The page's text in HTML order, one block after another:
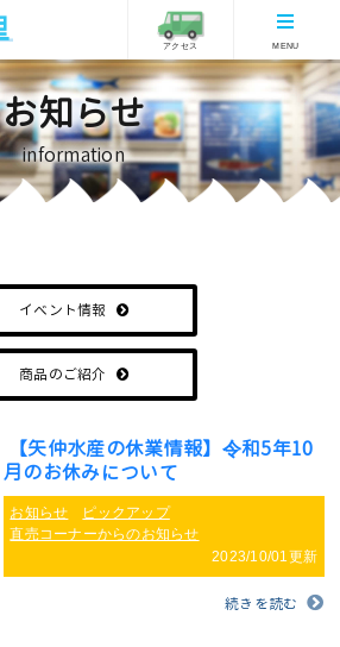
アクセス MENU
お知らせ
information
イベント情報
商品のご紹介
【矢仲水産の休業情報】令和5年10
月のお休みについて
お知らせ
ピックアップ
直売コーナーからのお知らせ
2023/10/01更新
続きを読む